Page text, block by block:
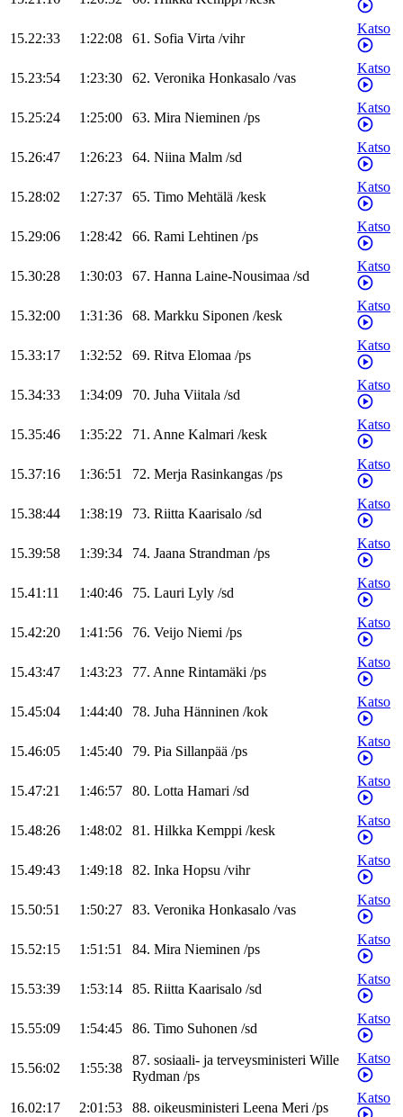
15.22:33 1:22:08 61. Sofia Virta /vihr
Katso
15.23:54 1:23:30 62. Veronika Honkasalo /vas
Katso
15.25:24 1:25:00 63. Mira Nieminen /ps
Katso
15.26:47 1:26:23 64. Niina Malm /sd
Katso
15.28:02 1:27:37 65. Timo Mehtälä /kesk
Katso
15.29:06 1:28:42 66. Rami Lehtinen /ps
Katso
15.30:28 1:30:03 67. Hanna Laine-Nousimaa /sd
Katso
15.32:00 1:31:36 68. Markku Siponen /kesk
Katso
15.33:17 1:32:52 69. Ritva Elomaa /ps
Katso
15.34:33 1:34:09 70. Juha Viitala /sd
Katso
15.35:46 1:35:22 71. Anne Kalmari /kesk
Katso
15.37:16 1:36:51 72. Merja Rasinkangas /ps
Katso
15.38:44 1:38:19 73. Riitta Kaarisalo /sd
Katso
15.39:58 1:39:34 74. Jaana Strandman /ps
Katso
15.41:11 1:40:46 75. Lauri Lyly /sd
Katso
15.42:20 1:41:56 76. Veijo Niemi /ps
Katso
15.43:47 1:43:23 77. Anne Rintamäki /ps
Katso
15.45:04 1:44:40 78. Juha Hänninen /kok
Katso
15.46:05 1:45:40 79. Pia Sillanpää /ps
Katso
15.47:21 1:46:57 80. Lotta Hamari /sd
Katso
15.48:26 1:48:02 81. Hilkka Kemppi /kesk
Katso
15.49:43 1:49:18 82. Inka Hopsu /vihr
Katso
15.50:51 1:50:27 83. Veronika Honkasalo /vas
Katso
15.52:15 1:51:51 84. Mira Nieminen /ps
Katso
15.53:39 1:53:14 85. Riitta Kaarisalo /sd
Katso
15.55:09 1:54:45 86. Timo Suhonen /sd
Katso
15.56:02 1:55:38
87. sosiaali- ja terveysministeri Wille
Rydman /ps
Katso
16.02:17 2:01:53 88. oikeusministeri Leena Meri /ps
Katso